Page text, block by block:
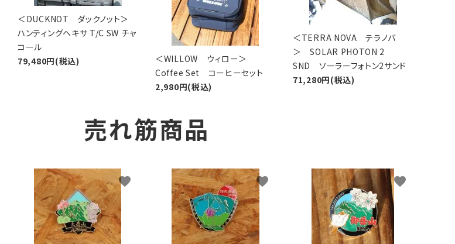
＜DUCKNOT ダックノット＞
ハンティングヘキサ T/C SW チャ
コール
79,480円(税込)
＜WILLOW ウィロー＞
Coffee Set コーヒーセット
2,980円(税込)
＜TERRA NOVA テラノバ
＞ SOLAR PHOTON 2
SND ソーラーフォトン2サンド
71,280円(税込)
売れ筋商品
favorite favorite favorite